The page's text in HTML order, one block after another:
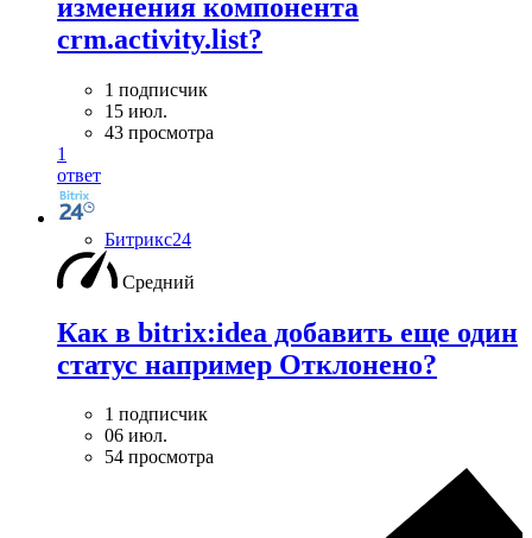
изменения компонента
crm.activity.list?
1 подписчик
15 июл.
43 просмотра
1
ответ
Битрикс24
Средний
Как в bitrix:idea добавить еще один
статус например Отклонено?
1 подписчик
06 июл.
54 просмотра